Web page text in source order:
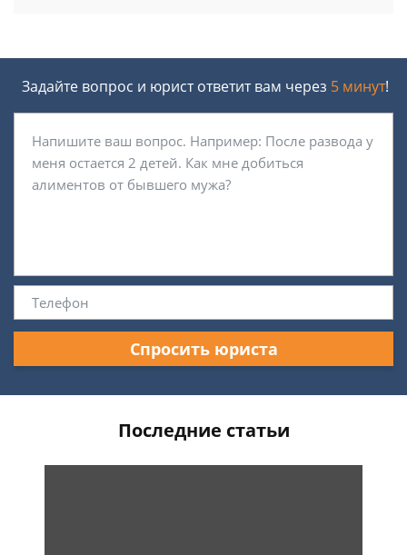
Задайте вопрос и юрист ответит вам через 5 минут!
Спросить юриста
Последние статьи